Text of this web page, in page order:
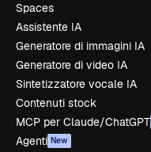
Spaces
Assistente IA
Generatore di immagini IA
Generatore di video IA
Sintetizzatore vocale IA
Contenuti stock
MCP per Claude/ChatGPT
Agenti New